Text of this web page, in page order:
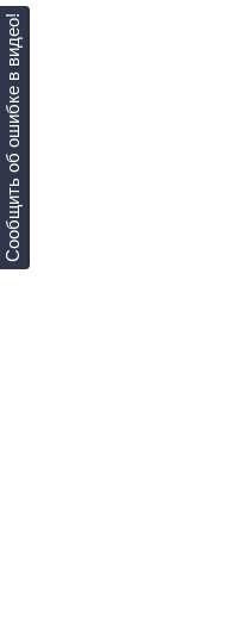
Сообщить об ошибке в видео!